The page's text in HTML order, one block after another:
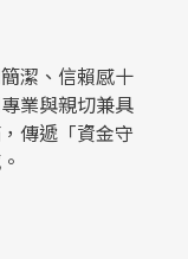
潔、信賴感十
業與親切兼具
傳遞「資金守